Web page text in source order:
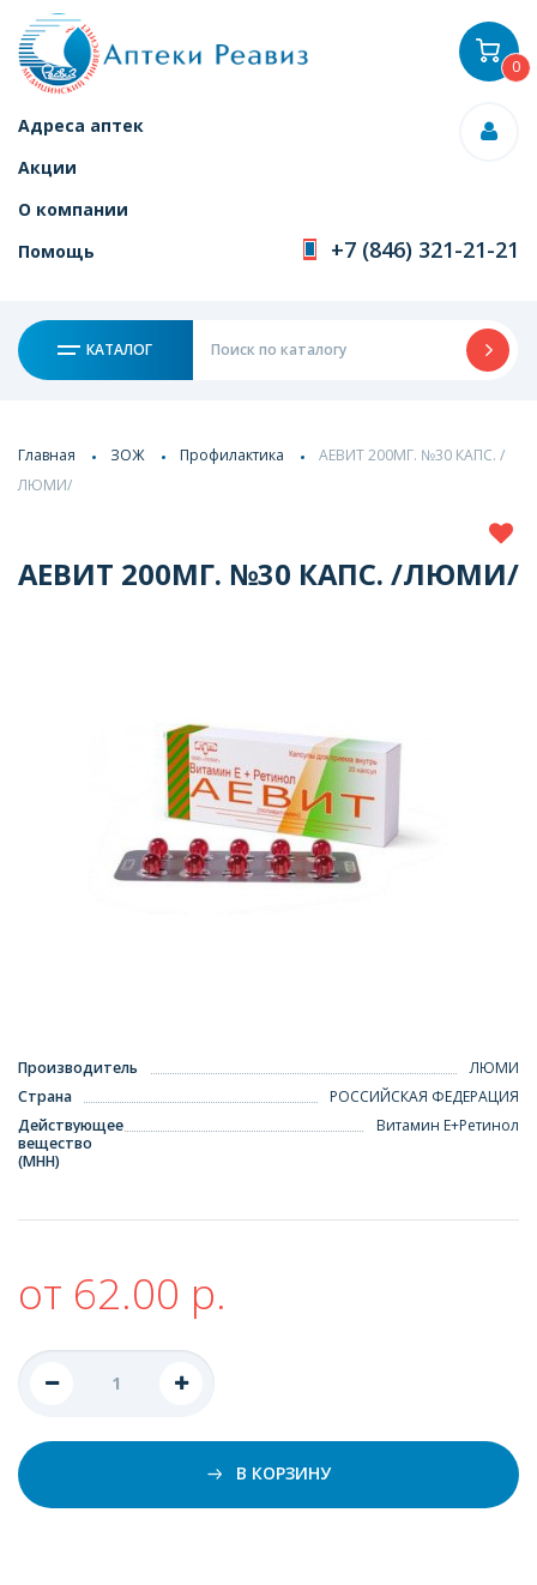
Адреса аптек
Акции
О компании
Помощь
+7 (846) 321-21-21
КАТАЛОГ
0
Главная ЗОЖ Профилактика
АЕВИТ 200МГ. №30 КАПС. /
ЛЮМИ/
АЕВИТ 200МГ. №30 КАПС. /ЛЮМИ/
Производитель
ЛЮМИ
Страна
РОССИЙСКАЯ ФЕДЕРАЦИЯ
Действующее
вещество
(МНН)
Витамин Е+Ретинол
от 62.00 р.
В КОРЗИНУ